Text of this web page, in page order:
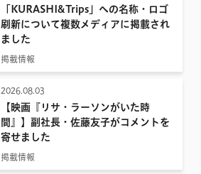
「KURASHI&Trips」への名称・ロゴ
刷新について複数メディアに掲載され
ました
掲載情報
2026.08.03
【映画『リサ・ラーソンがいた時
間』】副社長・佐藤友子がコメントを
寄せました
掲載情報